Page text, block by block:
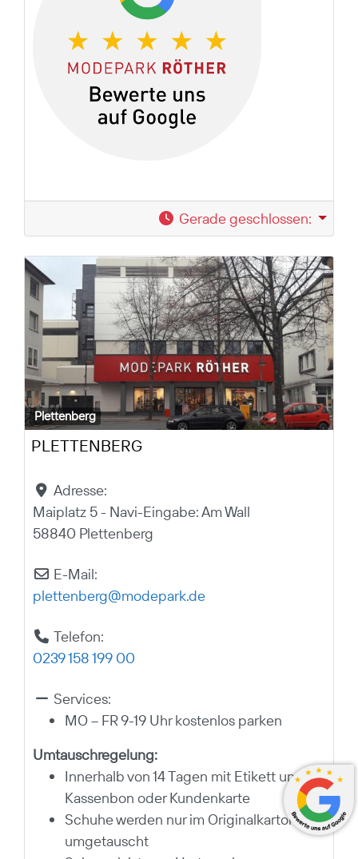
Gerade geschlossen:
Plettenberg
PLETTENBERG
Adresse:
Maiplatz 5 - Navi-Eingabe: Am Wall
58840 Plettenberg
E-Mail:
plettenberg@modepark.de
Telefon:
0239 158 199 00
Services:
MO – FR 9-19 Uhr kostenlos parken
Umtauschregelung:
Innerhalb von 14 Tagen mit Etikett und
Kassenbon oder Kundenkarte
Schuhe werden nur im Originalkarton
umgetauscht